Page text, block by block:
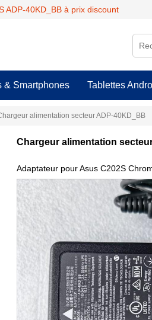
ADP-40KD_BB à prix discount
& Smartphones Tablettes
alimentation secteur ADP-40KD_BB
Chargeur alimentation
Adaptateur pour Asus C202S